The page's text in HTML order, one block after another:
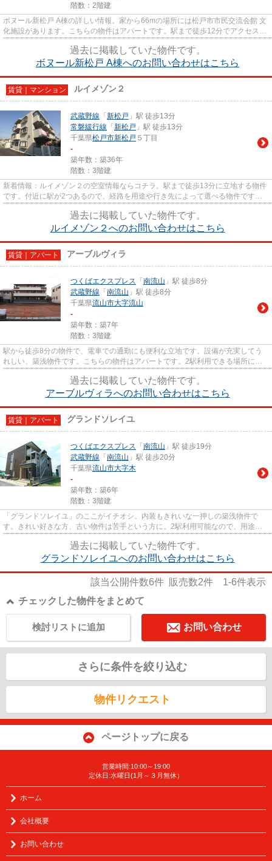
階数：2階建
ボヌール新松戸 A棟の詳しい情報。家から66mの場所には松戸市市民交流会館 文
化施設があります。こちらの物件はアパートです。駅まで徒歩12分でアクセス可
過去に掲載していた物件です。
ボヌール新松戸 A棟へのお問い合わせはこちら
賃貸｜マンション ルイメゾン２
武蔵野線 「 新松戸 」駅 徒歩13分
常磐緩行線 「 新松戸 」駅 徒歩13分
千葉県松戸市新松戸 ５丁目
-
築年数：築36年
階数：3階建
新着情報：ルイメゾン２の空室情報ならコチラ。駅まで徒歩13分に立地する物件
です。付近に駅が2つあるので、経路を用途や行き先によって選べる物件です。
過去に掲載していた物件です。
ルイメゾン２へのお問い合わせはこちら
賃貸｜アパート アーブルヴィラ
つくばエクスプレス 「 南流山 」駅 徒歩8分
武蔵野線 「 南流山 」駅 徒歩8分
千葉県流山市大字流山
-
築年数：築7年
階数：3階建
駅から徒歩8分の物件で、電車での通勤にも便利な立地です。設備が充実してう
れしい、築浅物件です。こちらの物件はアパートです。2駅利用できる場所にあ
過去に掲載していた物件です。
アーブルヴィラへのお問い合わせはこちら
賃貸｜アパート グランドソレイユ
つくばエクスプレス 「 南流山 」駅 徒歩19分
武蔵野線 「 南流山 」駅 徒歩20分
千葉県流山市大字木
-
築年数：築6年
階数：3階建
「グランドソレイユ」のここがイチオシ。内装もきれいな一押しの築浅物件で
す。きれい好きな方、古い物件は苦手という方に。2駅利用可能なので、用途や
過去に掲載していた物件です。
グランドソレイユへのお問い合わせはこちら
該当公開件数6件 販売数2件 1-6件表示
チェックした物件をまとめて
お問い合わせ
検討リストに追加
さらに条件を絞り込む
物件リクエスト
ページトップに戻る
営業時間:10:00～19:00
定休日:水曜日(1月～３月無休）
ホーム
会社概要
お問い合わせ